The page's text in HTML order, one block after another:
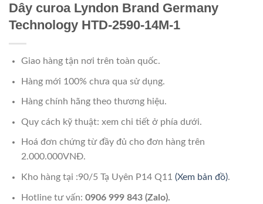
Dây curoa Lyndon Brand Germany
Technology HTD-2590-14M-1
Giao hàng tận nơi trên toàn quốc.
Hàng mới 100% chưa qua sử dụng.
Hàng chính hãng theo thương hiệu.
Quy cách kỹ thuật: xem chi tiết ở phía dưới.
Hoá đơn chứng từ đầy đủ cho đơn hàng trên
2.000.000VNĐ.
Kho hàng tại :90/5 Tạ Uyên P14 Q11 (Xem bản đồ).
Hotline tư vấn: 0906 999 843 (Zalo).